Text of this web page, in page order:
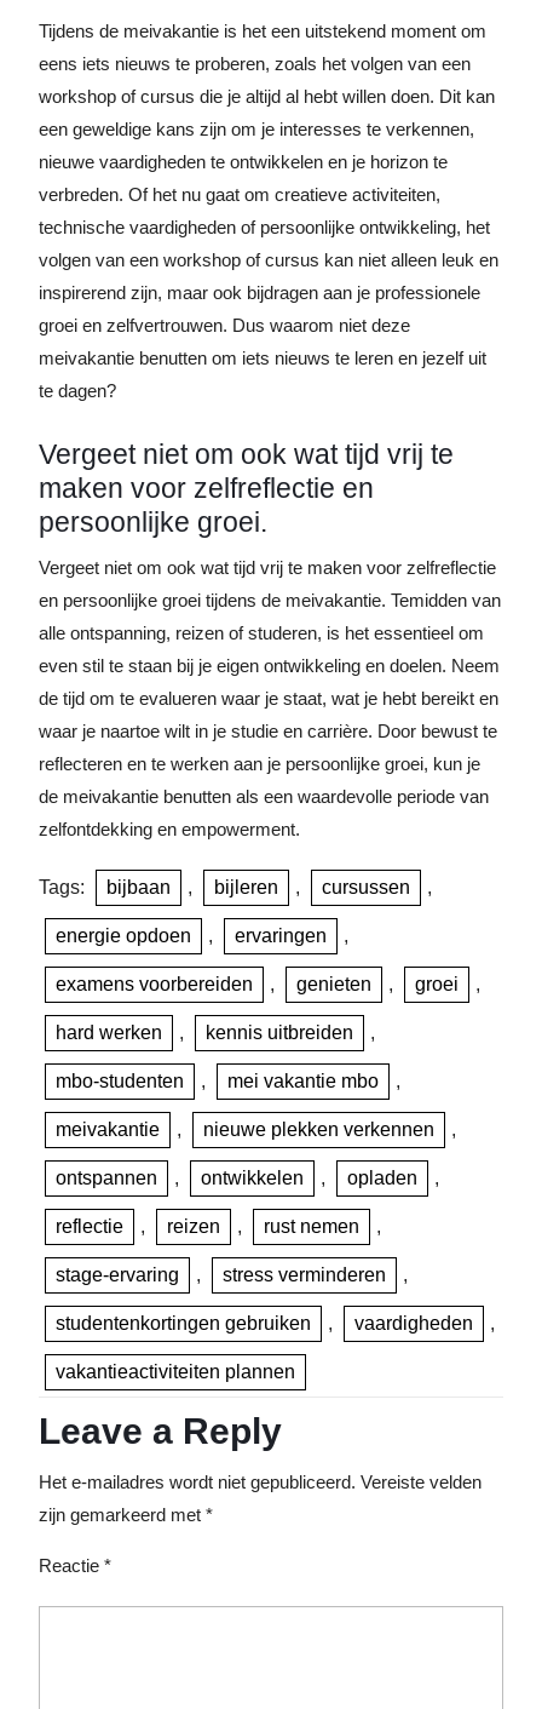
Tijdens de meivakantie is het een uitstekend moment om
eens iets nieuws te proberen, zoals het volgen van een
workshop of cursus die je altijd al hebt willen doen. Dit kan
een geweldige kans zijn om je interesses te verkennen,
nieuwe vaardigheden te ontwikkelen en je horizon te
verbreden. Of het nu gaat om creatieve activiteiten,
technische vaardigheden of persoonlijke ontwikkeling, het
volgen van een workshop of cursus kan niet alleen leuk en
inspirerend zijn, maar ook bijdragen aan je professionele
groei en zelfvertrouwen. Dus waarom niet deze
meivakantie benutten om iets nieuws te leren en jezelf uit
te dagen?
Vergeet niet om ook wat tijd vrij te
maken voor zelfreflectie en
persoonlijke groei.
Vergeet niet om ook wat tijd vrij te maken voor zelfreflectie
en persoonlijke groei tijdens de meivakantie. Temidden van
alle ontspanning, reizen of studeren, is het essentieel om
even stil te staan bij je eigen ontwikkeling en doelen. Neem
de tijd om te evalueren waar je staat, wat je hebt bereikt en
waar je naartoe wilt in je studie en carrière. Door bewust te
reflecteren en te werken aan je persoonlijke groei, kun je
de meivakantie benutten als een waardevolle periode van
zelfontdekking en empowerment.
Tags: bijbaan , bijleren , cursussen ,
energie opdoen , ervaringen ,
examens voorbereiden , genieten , groei ,
hard werken , kennis uitbreiden ,
mbo-studenten , mei vakantie mbo ,
meivakantie , nieuwe plekken verkennen ,
ontspannen , ontwikkelen , opladen ,
reflectie , reizen , rust nemen ,
stage-ervaring , stress verminderen ,
studentenkortingen gebruiken , vaardigheden ,
vakantieactiviteiten plannen
Leave a Reply
Het e-mailadres wordt niet gepubliceerd. Vereiste velden
zijn gemarkeerd met *
Reactie *